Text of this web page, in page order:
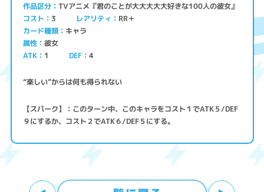
作品区分 TVアニメ『君のことが大大大大大好きな100人の彼女』
コスト 3 レアリティ RR＋
カード種類 キャラ
属性 彼女
ATK 1 DEF 4
“楽しい”からは何も得られない
【スパーク】：このターン中、このキャラをコスト１でATK５/DEF
９にするか、コスト２でATK６/DEF５にする。